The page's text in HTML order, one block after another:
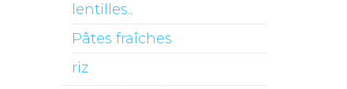
lentilles..
Pâtes fraîches
riz